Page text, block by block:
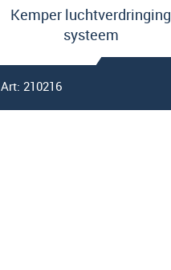
Kemper luchtverdringing
systeem
Art: 210216